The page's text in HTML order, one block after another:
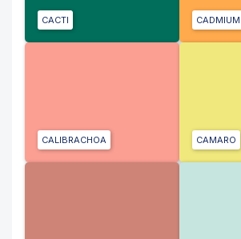
CACTI CADMIUM
CALIBRACHOA CAMARO